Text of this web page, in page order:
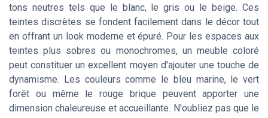
tons neutres tels que le blanc, le gris ou le beige. Ces
teintes discrètes se fondent facilement dans le décor tout
en offrant un look moderne et épuré. Pour les espaces aux
teintes plus sobres ou monochromes, un meuble coloré
peut constituer un excellent moyen d'ajouter une touche de
dynamisme. Les couleurs comme le bleu marine, le vert
forêt ou même le rouge brique peuvent apporter une
dimension chaleureuse et accueillante. N'oubliez pas que le